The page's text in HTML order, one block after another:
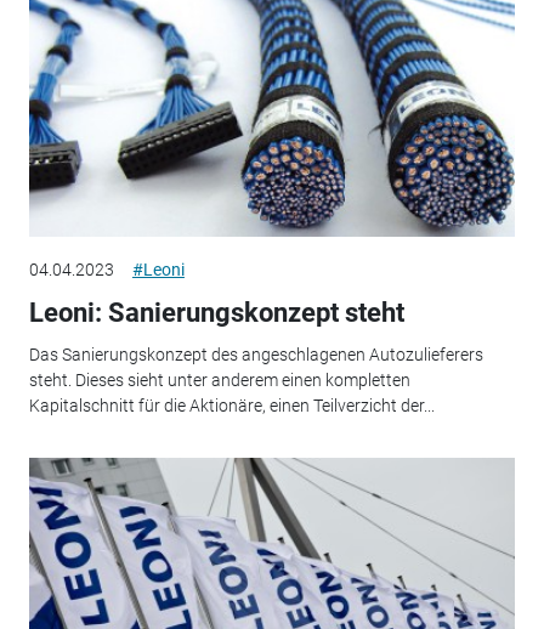
04.04.2023 #Leoni
Leoni: Sanierungskonzept steht
Das Sanierungskonzept des angeschlagenen Autozulieferers
steht. Dieses sieht unter anderem einen kompletten
Kapitalschnitt für die Aktionäre, einen Teilverzicht der...